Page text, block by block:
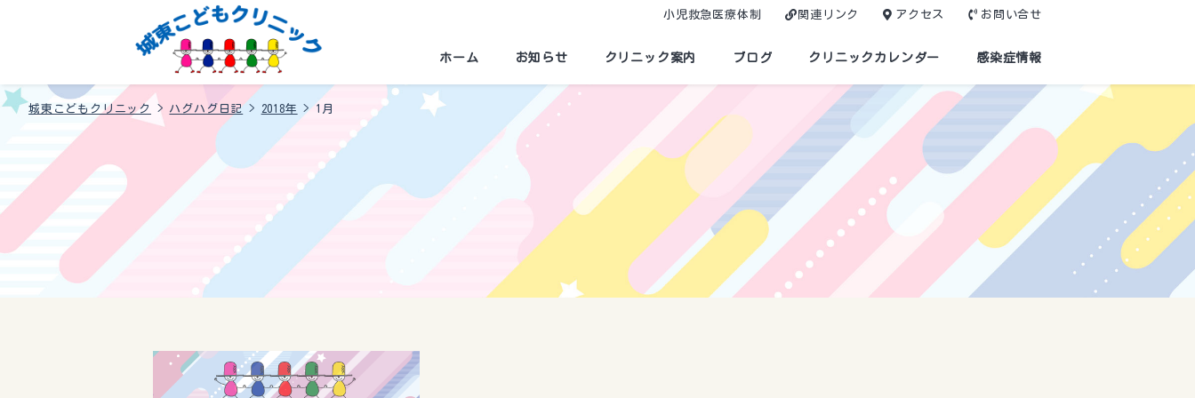
小児救急医療体制 関連リンク アクセス お問い合せ
ホーム お知らせ クリニック案内 ブログ クリニックカレンダー 感染症情報
城東こどもクリニック > ハグハグ日記> 2018年 >1月